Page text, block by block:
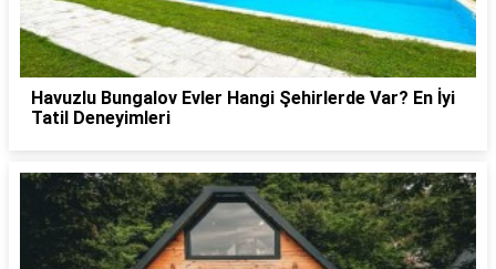
Havuzlu Bungalov Evler Hangi Şehirlerde Var? En İyi
Tatil Deneyimleri